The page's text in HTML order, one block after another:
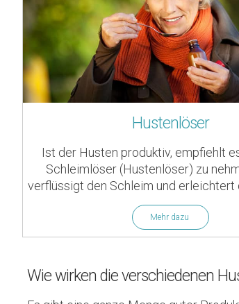
Hustenlöser
Ist der Husten produktiv, empfiehlt
Schleimlöser (Hustenlöser) zu
verflüssigt den Schleim und erleichtert
Mehr dazu
Wie wirken die verschiedenen